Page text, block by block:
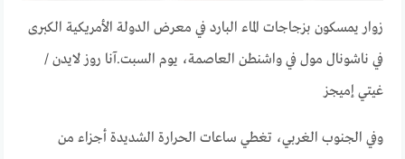
زوار يمسكون بزجاجات الماء البارد في معرض الدولة الأمريكية الكبرى
في ناشونال مول في واشنطن العاصمة، يوم السبت.آنا روز لايدن /
غيتي إميجز
وفي الجنوب الغربي، تغطي ساعات الحرارة الشديدة أجزاء من